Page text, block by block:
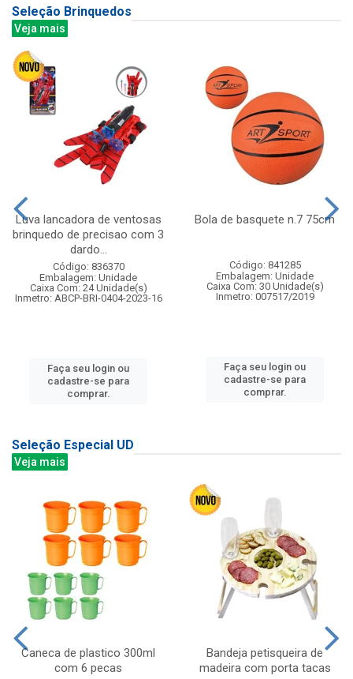
Seleção Brinquedos
Veja mais
Luva lancadora de ventosas
brinquedo de precisao com 3
dardo...
Código: 836370
Embalagem: Unidade
Caixa Com: 24 Unidade(s)
Inmetro: ABCP-BRI-0404-2023-16
Faça seu login ou
cadastre-se para
comprar.
Bola de basquete n.7 75cm
Código: 841285
Embalagem: Unidade
Caixa Com: 30 Unidade(s)
Inmetro: 007517/2019
Faça seu login ou
cadastre-se para
comprar.
Seleção Especial UD
Veja mais
Caneca de plastico 300ml
com 6 pecas
Bandeja petisqueira de
madeira com porta tacas